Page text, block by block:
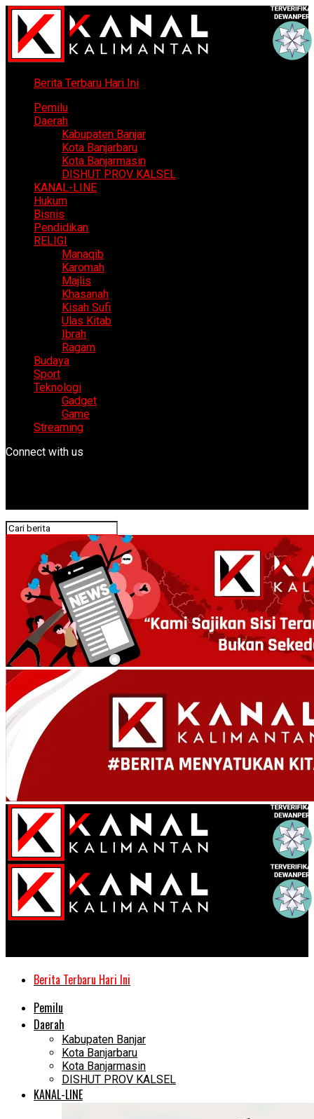
Berita Terbaru Hari Ini
Pemilu
Daerah
Kabupaten Banjar
Kota Banjarbaru
Kota Banjarmasin
DISHUT PROV KALSEL
KANAL-LINE
Hukum
Bisnis
Pendidikan
RELIGI
Manaqib
Karomah
Majlis
Khasanah
Kisah Sufi
Ulas Kitab
Ibrah
Ragam
Budaya
Sport
Teknologi
Gadget
Game
Streaming
Connect with us
Berita Terbaru Hari Ini
Pemilu
Daerah
Kabupaten Banjar
Kota Banjarbaru
Kota Banjarmasin
DISHUT PROV KALSEL
KANAL-LINE